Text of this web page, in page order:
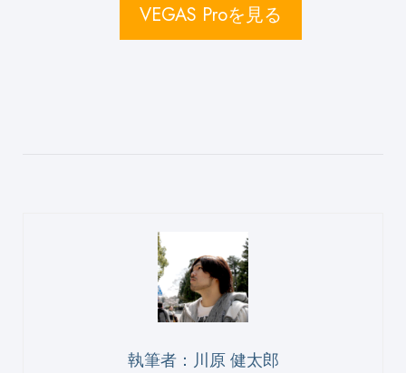
VEGAS Proを見る
執筆者：川原 健太郎